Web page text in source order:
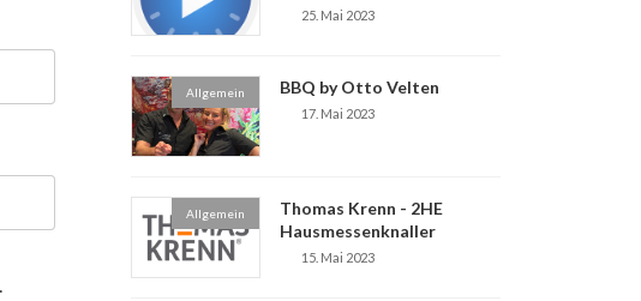
25. Mai 2023
Allgemein BBQ by Otto Velten
17. Mai 2023
Allgemein
Thomas Krenn - 2HE
Hausmessenknaller
15. Mai 2023